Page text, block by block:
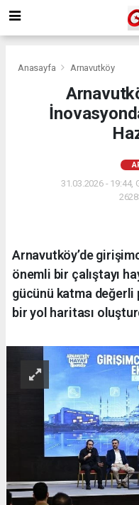
Anasayfa Arnavutköy
31.03.2026 - 19:44,
Arnavutköy’de
önemli bir çalıştayı
gücünü katma
bir yol haritası